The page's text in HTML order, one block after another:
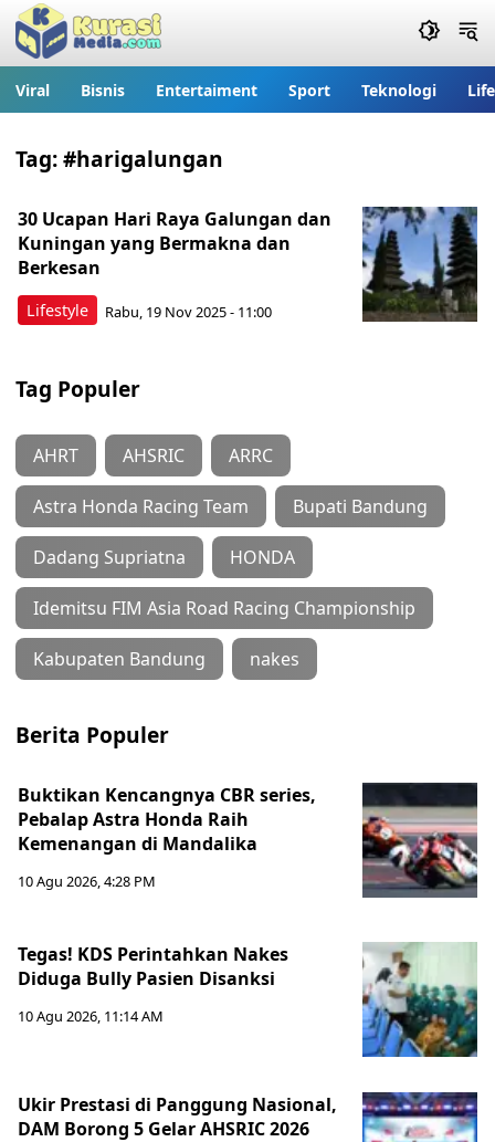
Viral Bisnis Entertaiment Sport Teknologi
Tag:#harigalungan
Lifestyle
30 Ucapan Hari Raya Galungan dan
Kuningan yang Bermakna dan
Berkesan
Rabu, 19 Nov 2025 - 11:00
Tag Populer
AHRT AHSRIC ARRC
Astra Honda Racing Team Bupati Bandung
Dadang Supriatna HONDA
Idemitsu FIM Asia Road Racing Championship
Kabupaten Bandung nakes
Berita Populer
Buktikan Kencangnya CBR series,
Pebalap Astra Honda Raih
Kemenangan di Mandalika
10 Agu 2026, 4:28 PM
Tegas! KDS Perintahkan Nakes
Diduga Bully Pasien Disanksi
10 Agu 2026, 11:14 AM
Ukir Prestasi di Panggung Nasional,
DAM Borong 5 Gelar AHSRIC 2026